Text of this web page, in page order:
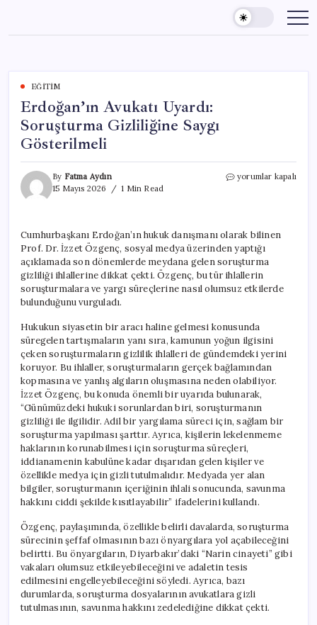
content
EĞITIM
Erdoğan’ın Avukatı Uyardı:
Soruşturma Gizliliğine Saygı
Gösterilmeli
By Fatma Aydın
15 Mayıs 2026
1 Min Read
Erdoğan’ın
Saygı
Gösterilmeli
için
yorumlar kapalı
Cumhurbaşkanı Erdoğan’ın hukuk danışmanı olarak bilinen
Prof. Dr. İzzet Özgenç, sosyal medya üzerinden yaptığı
açıklamada son dönemlerde meydana gelen soruşturma
gizliliği ihlallerine dikkat çekti. Özgenç, bu tür ihlallerin
soruşturmalara ve yargı süreçlerine nasıl olumsuz etkilerde
bulunduğunu vurguladı.
Hukukun siyasetin bir aracı haline gelmesi konusunda
süregelen tartışmaların yanı sıra, kamunun yoğun ilgisini
çeken soruşturmaların gizlilik ihlalleri de gündemdeki yerini
koruyor. Bu ihlaller, soruşturmaların gerçek bağlamından
kopmasına ve yanlış algıların oluşmasına neden olabiliyor.
İzzet Özgenç, bu konuda önemli bir uyarıda bulunarak,
“Günümüzdeki hukuki sorunlardan biri, soruşturmanın
gizliliği ile ilgilidir. Adil bir yargılama süreci için, sağlam bir
soruşturma yapılması şarttır. Ayrıca, kişilerin lekelenmeme
haklarının korunabilmesi için soruşturma süreçleri,
iddianamenin kabulüne kadar dışarıdan gelen kişiler ve
özellikle medya için gizli tutulmalıdır. Medyada yer alan
bilgiler, soruşturmanın içeriğinin ihlali sonucunda, savunma
hakkını ciddi şekilde kısıtlayabilir” ifadelerini kullandı.
Özgenç, paylaşımında, özellikle belirli davalarda, soruşturma
sürecinin şeffaf olmasının bazı önyargılara yol açabileceğini
belirtti. Bu önyargıların, Diyarbakır’daki “Narin cinayeti” gibi
vakaları olumsuz etkileyebileceğini ve adaletin tesis
edilmesini engelleyebileceğini söyledi. Ayrıca, bazı
durumlarda, soruşturma dosyalarının avukatlara gizli
tutulmasının, savunma hakkını zedelediğine dikkat çekti.